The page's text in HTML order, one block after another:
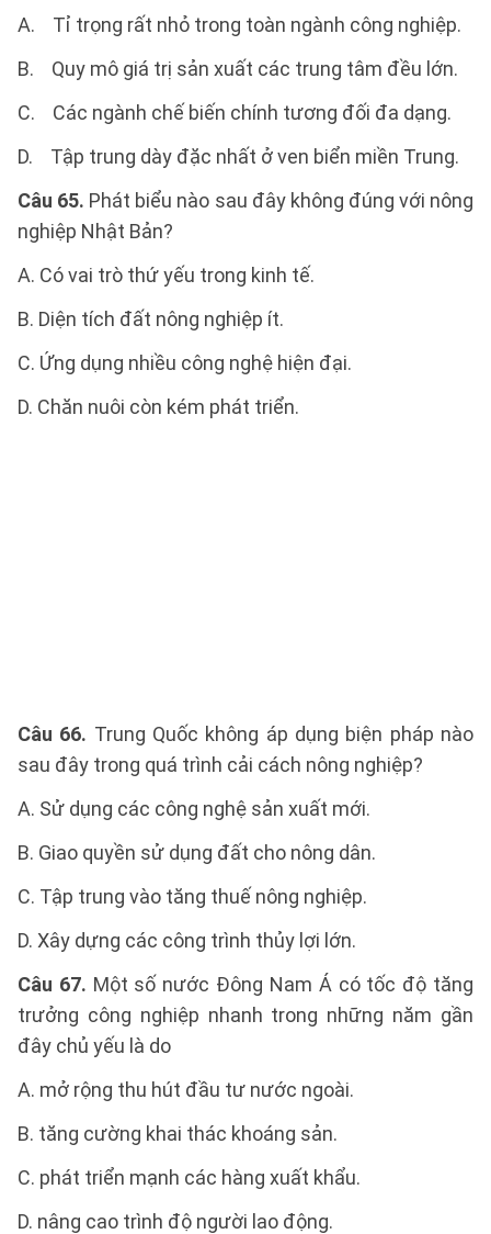
A. Tỉ trọng rất nhỏ trong toàn ngành công nghiệp.
B. Quy mô giá trị sản xuất các trung tâm đều lớn.
C. Các ngành chế biến chính tương đối đa dạng.
D. Tập trung dày đặc nhất ở ven biển miền Trung.
Câu 65. Phát biểu nào sau đây không đúng với nông
nghiệp Nhật Bản?
A. Có vai trò thứ yếu trong kinh tế.
B. Diện tích đất nông nghiệp ít.
C. Ứng dụng nhiều công nghệ hiện đại.
D. Chăn nuôi còn kém phát triển.
Câu 66. Trung Quốc không áp dụng biện pháp nào
sau đây trong quá trình cải cách nông nghiệp?
A. Sử dụng các công nghệ sản xuất mới.
B. Giao quyền sử dụng đất cho nông dân.
C. Tập trung vào tăng thuế nông nghiệp.
D. Xây dựng các công trình thủy lợi lớn.
Câu 67. Một số nước Đông Nam Á có tốc độ tăng
trưởng công nghiệp nhanh trong những năm gần
đây chủ yếu là do
A. mở rộng thu hút đầu tư nước ngoài.
B. tăng cường khai thác khoáng sản.
C. phát triển mạnh các hàng xuất khẩu.
D. nâng cao trình độ người lao động.